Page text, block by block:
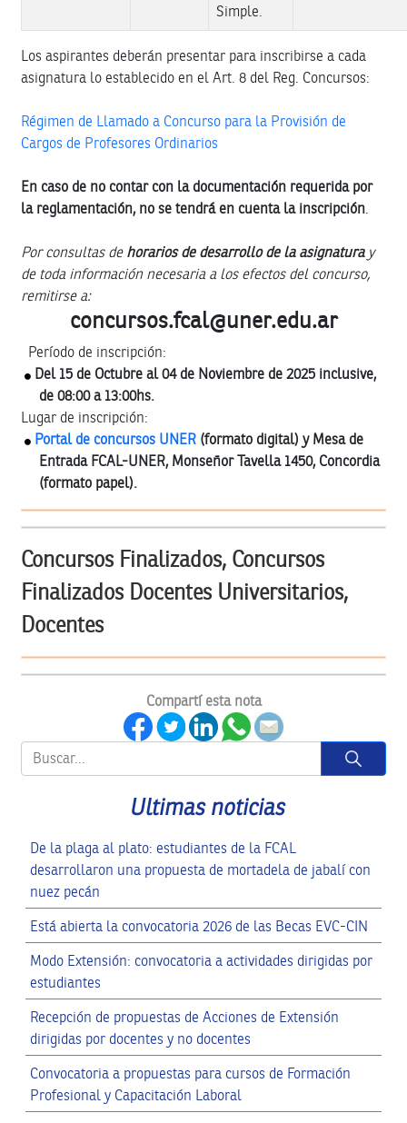
Simple.
Los aspirantes deberán presentar para inscribirse a cada
asignatura lo establecido en el Art. 8 del Reg. Concursos:
Régimen de Llamado a Concurso para la Provisión de
Cargos de Profesores Ordinarios
En caso de no contar con la documentación requerida por
la reglamentación, no se tendrá en cuenta la inscripción
Por consultas de horarios de desarrollo de la asignaturay
de toda información necesaria a los efectos del concurso,
remitirse a:
concursos.fcal@uner.edu.ar
Período de inscripción:
Del 15 de Octubre al 04 de Noviembre de 2025 inclusive,
de 08:00 a 13:00hs.
Lugar de inscripción:
Portal de concursos UNER (formato digital) y Mesa de
Entrada FCAL-UNER, Monseñor Tavella 1450, Concordia
(formato papel).
Concursos Finalizados, Concursos
Finalizados Docentes Universitarios,
Docentes
Compartí esta nota
Button
Ultimas noticias
De la plaga al plato: estudiantes de la FCAL
desarrollaron una propuesta de mortadela de jabalí con
nuez pecán
Está abierta la convocatoria 2026 de las Becas EVC-CIN
Modo Extensión: convocatoria a actividades dirigidas por
estudiantes
Recepción de propuestas de Acciones de Extensión
dirigidas por docentes y no docentes
Convocatoria a propuestas para cursos de Formación
Profesional y Capacitación Laboral